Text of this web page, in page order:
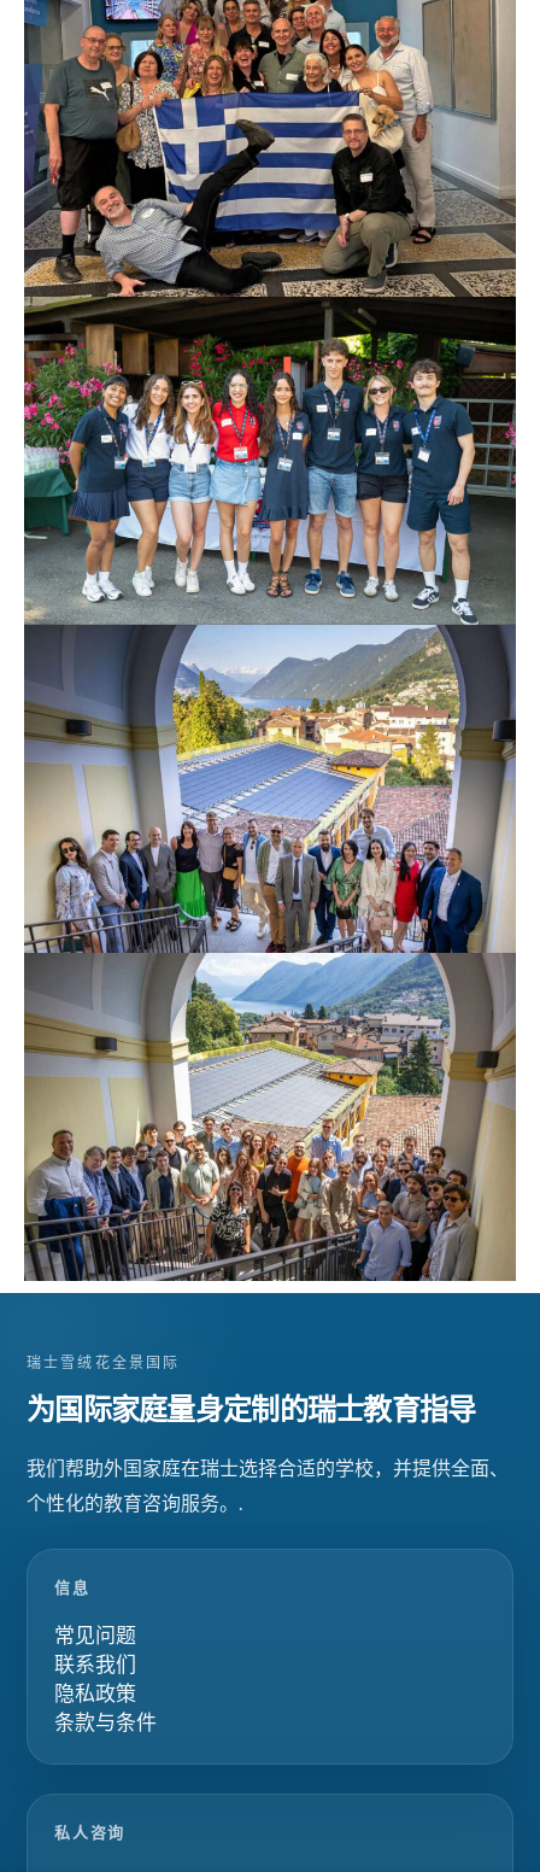
瑞士雪绒花全景国际
为国际家庭量身定制的瑞士教育指导
我们帮助外国家庭在瑞士选择合适的学校，并提供全面、
个性化的教育咨询服务。.
信息
常见问题
联系我们
隐私政策
条款与条件
私人咨询